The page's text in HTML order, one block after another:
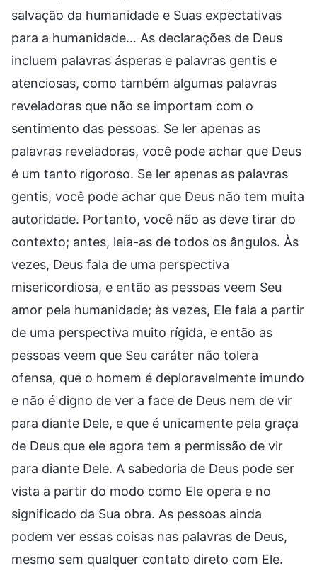
salvação da humanidade e Suas expectativas
para a humanidade… As declarações de Deus
incluem palavras ásperas e palavras gentis e
atenciosas, como também algumas palavras
reveladoras que não se importam com o
sentimento das pessoas. Se ler apenas as
palavras reveladoras, você pode achar que Deus
é um tanto rigoroso. Se ler apenas as palavras
gentis, você pode achar que Deus não tem muita
autoridade. Portanto, você não as deve tirar do
contexto; antes, leia-as de todos os ângulos. Às
vezes, Deus fala de uma perspectiva
misericordiosa, e então as pessoas veem Seu
amor pela humanidade; às vezes, Ele fala a partir
de uma perspectiva muito rígida, e então as
pessoas veem que Seu caráter não tolera
ofensa, que o homem é deploravelmente imundo
e não é digno de ver a face de Deus nem de vir
para diante Dele, e que é unicamente pela graça
de Deus que ele agora tem a permissão de vir
para diante Dele. A sabedoria de Deus pode ser
vista a partir do modo como Ele opera e no
significado da Sua obra. As pessoas ainda
podem ver essas coisas nas palavras de Deus,
mesmo sem qualquer contato direto com Ele.